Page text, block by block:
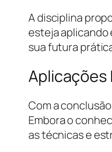
A disciplina
esteja aplicando
sua futura
Aplicações
Com a
Embora o
as técnicas e